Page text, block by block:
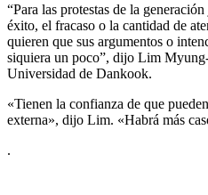
“Para las protestas de la
éxito, el fracaso o la cantidad de
quieren que sus argumentos o
siquiera un poco”, dijo Lim
Universidad de Dankook.
«Tienen la confianza de que
externa», dijo Lim. «Habrá más
.